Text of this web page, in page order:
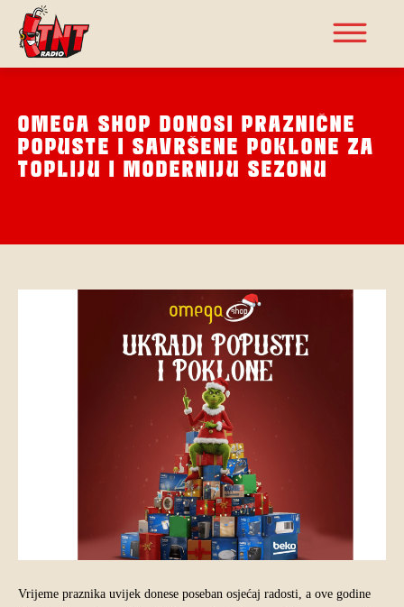
OMEGA SHOP DONOSI PRAZNIČNE
POPUSTE I SAVRŠENE POKLONE ZA
TOPLIJU I MODERNIJU SEZONU
Vrijeme praznika uvijek donese poseban osjećaj radosti, a ove godine